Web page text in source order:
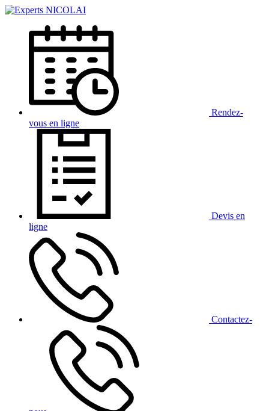
Rendez-
vous en ligne
Devis en
ligne
Contactez-